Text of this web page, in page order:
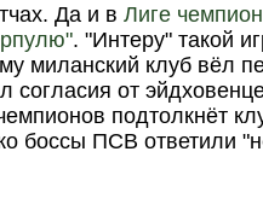
Да и вЛиге
. "Интеру" такой
миланский клуб вёл
согласия от
подтолкнёт
боссы ПСВ ответили